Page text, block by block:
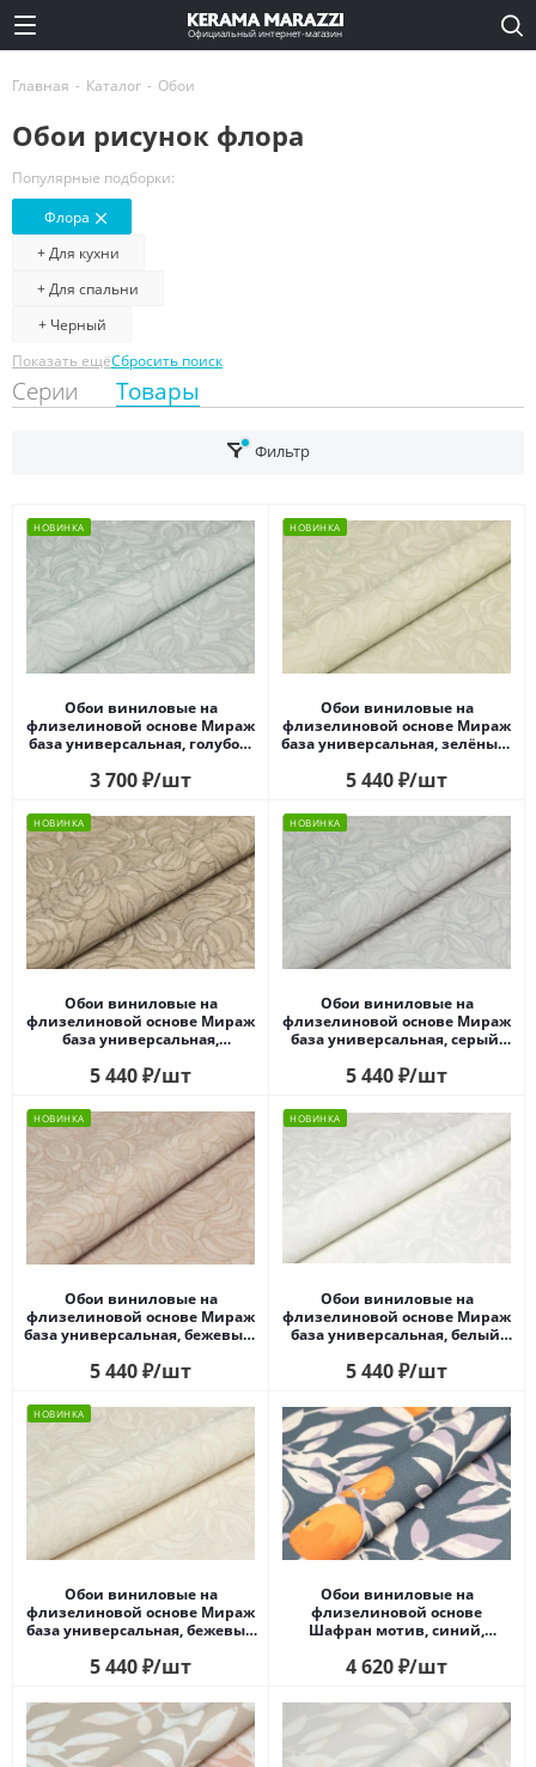
Официальный интернет-магазин
Главная - Каталог - Обои
Обои рисунок флора
Популярные подборки:
Флора
+ Для кухни
+ Для спальни
+ Черный
Показать ещёСбросить поиск
Серии Товары
Фильтр
НОВИНКА
Обои виниловые на
флизелиновой основе Мираж
база универсальная, голубой,
3 700₽/шт
НОВИНКА
Обои виниловые на
флизелиновой основе Мираж
база универсальная, зелёный,
5 440₽/шт
НОВИНКА
Обои виниловые на
флизелиновой основе Мираж
база универсальная,
5 440₽/шт
НОВИНКА
Обои виниловые на
флизелиновой основе Мираж
база универсальная, серый,
5 440₽/шт
НОВИНКА
Обои виниловые на
флизелиновой основе Мираж
база универсальная, бежевый,
5 440₽/шт
НОВИНКА
Обои виниловые на
флизелиновой основе Мираж
база универсальная, белый,
5 440₽/шт
НОВИНКА
Обои виниловые на
флизелиновой основе Мираж
база универсальная, бежевый
5 440₽/шт
Обои виниловые на
флизелиновой основе
Шафран мотив, синий,
4 620₽/шт